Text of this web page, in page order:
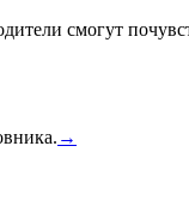
смогут
→